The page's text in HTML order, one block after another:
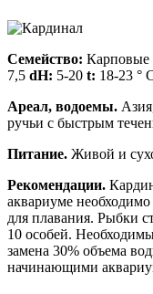
Семейство: Карповые
7,5 dH: 5-20 t: 18-23 °
Ареал, водоемы.
ручьи с быстрым
Питание. Живой и
Рекомендации.
аквариуме
для плавания. Рыбки
10 особей.
замена 30% объема
начинающими